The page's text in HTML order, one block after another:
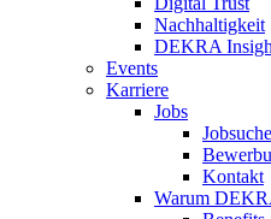
Nachhaltigkeit
DEKRA
Events
Karriere
Jobs
Jobsuche
Kontakt
Warum